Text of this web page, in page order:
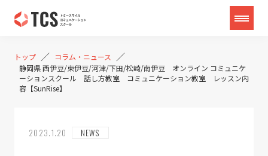
トップ ／ コラム・ニュース ／
静岡県 西伊豆/東伊豆/河津/下田/松崎/南伊豆 オンライン コミュニケ
ーションスクール 話し方教室 コミュニケーション教室 レッスン内
容【SunRise】
2023.1.20 NEWS